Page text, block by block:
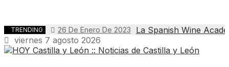
TRENDING 26 De Enero De 2023
La Spanish Wine
viernes 7 agosto 2026